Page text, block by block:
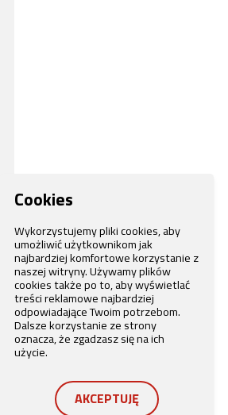
Cookies
Wykorzystujemy pliki cookies, aby
umożliwić użytkownikom jak
najbardziej komfortowe korzystanie z
naszej witryny. Używamy plików
cookies także po to, aby wyświetlać
treści reklamowe najbardziej
odpowiadające Twoim potrzebom.
Dalsze korzystanie ze strony
oznacza, że zgadzasz się na ich
użycie.
AKCEPTUJĘ